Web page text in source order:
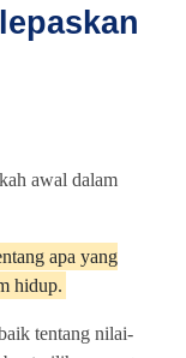
awal dalam
apa yang
hidup.
tentang nilai-